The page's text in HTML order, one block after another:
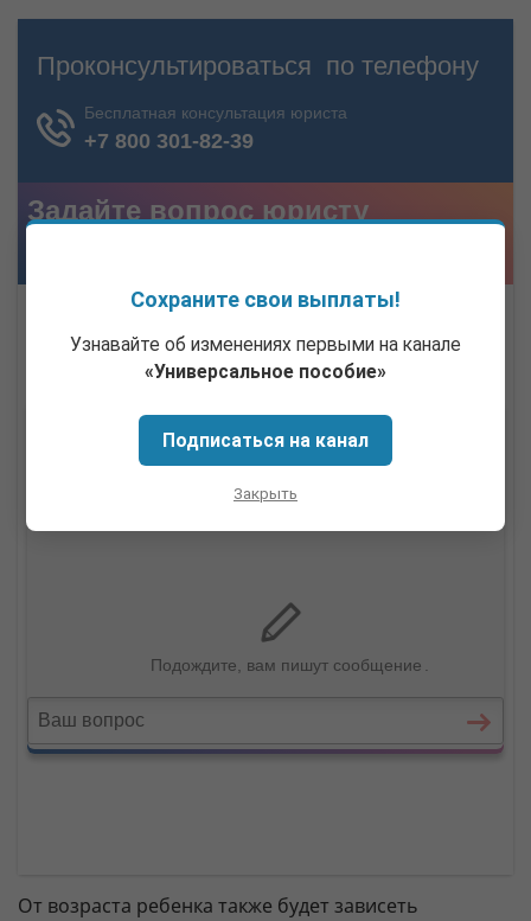
От возраста ребенка также будет зависеть
Сохраните свои выплаты!
Узнавайте об изменениях первыми на канале
«Универсальное пособие»
Подписаться на канал
Закрыть